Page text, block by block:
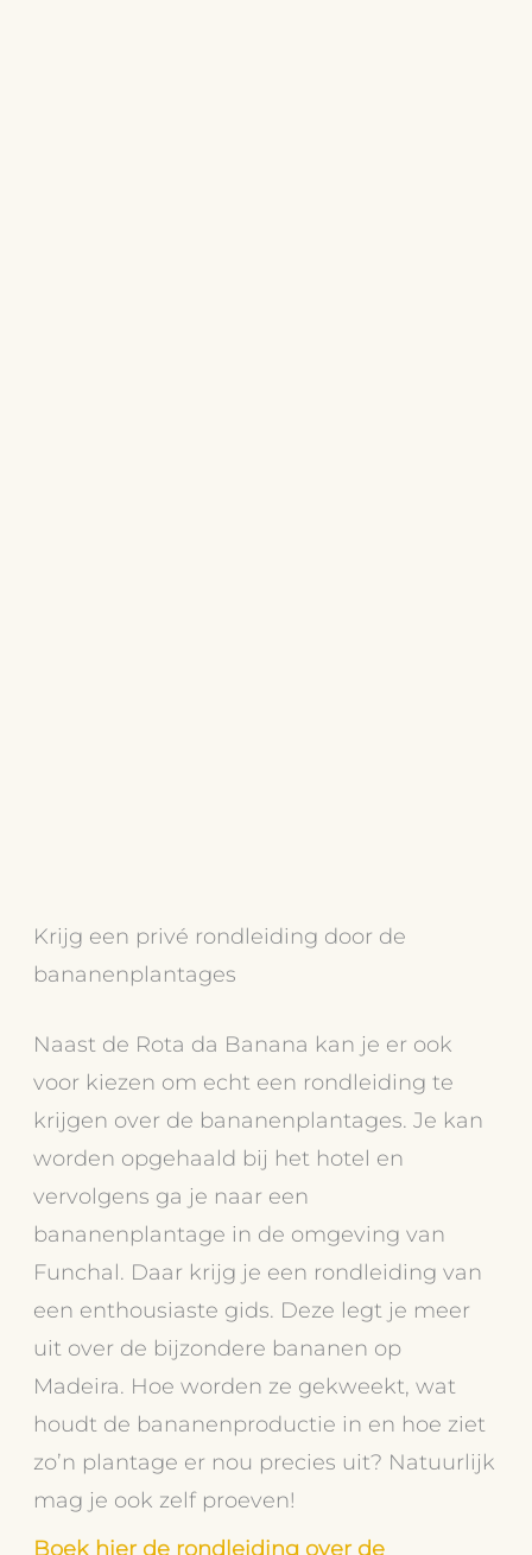
Krijg een privé rondleiding door de
bananenplantages
Naast de Rota da Banana kan je er ook
voor kiezen om echt een rondleiding te
krijgen over de bananenplantages. Je kan
worden opgehaald bij het hotel en
vervolgens ga je naar een
bananenplantage in de omgeving van
Funchal. Daar krijg je een rondleiding van
een enthousiaste gids. Deze legt je meer
uit over de bijzondere bananen op
Madeira. Hoe worden ze gekweekt, wat
houdt de bananenproductie in en hoe ziet
zo’n plantage er nou precies uit? Natuurlijk
mag je ook zelf proeven!
Boek hier de rondleiding over de